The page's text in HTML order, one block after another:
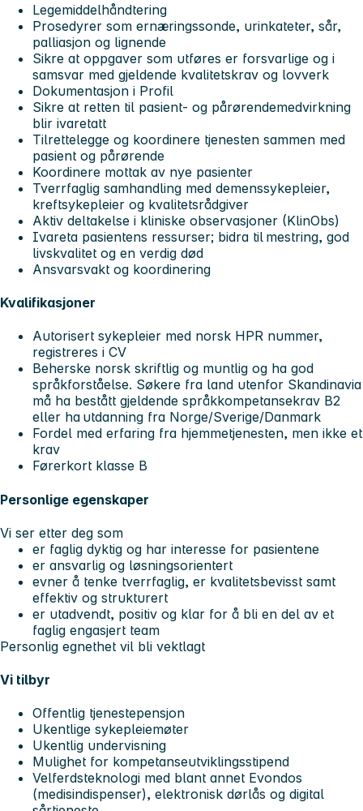
Legemiddelhåndtering
Prosedyrer som ernæringssonde, urinkateter, sår,
palliasjon og lignende
Sikre at oppgaver som utføres er forsvarlige og i
samsvar med gjeldende kvalitetskrav og lovverk
Dokumentasjon i Profil
Sikre at retten til pasient- og pårørendemedvirkning
blir ivaretatt
Tilrettelegge og koordinere tjenesten sammen med
pasient og pårørende
Koordinere mottak av nye pasienter
Tverrfaglig samhandling med demenssykepleier,
kreftsykepleier og kvalitetsrådgiver
Aktiv deltakelse i kliniske observasjoner (KlinObs)
Ivareta pasientens ressurser; bidra til mestring, god
livskvalitet og en verdig død
Ansvarsvakt og koordinering
Kvalifikasjoner
Autorisert sykepleier med norsk HPR nummer,
registreres i CV
Beherske norsk skriftlig og muntlig og ha god
språkforståelse. Søkere fra land utenfor Skandinavia
må ha bestått gjeldende språkkompetansekrav B2
eller ha utdanning fra Norge/Sverige/Danmark
Fordel med erfaring fra hjemmetjenesten, men ikke et
krav
Førerkort klasse B
Personlige egenskaper
Vi ser etter deg som
er faglig dyktig og har interesse for pasientene
er ansvarlig og løsningsorientert
evner å tenke tverrfaglig, er kvalitetsbevisst samt
effektiv og strukturert
er utadvendt, positiv og klar for å bli en del av et
faglig engasjert team
Personlig egnethet vil bli vektlagt
Vi tilbyr
Offentlig tjenestepensjon
Ukentlige sykepleiemøter
Ukentlig undervisning
Mulighet for kompetanseutviklingsstipend
Velferdsteknologi med blant annet Evondos
(medisindispenser), elektronisk dørlås og digital